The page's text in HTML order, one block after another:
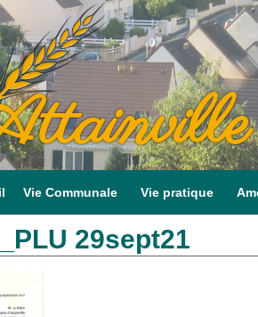
Vie Communale Vie pratique
29sept21